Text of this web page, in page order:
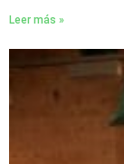
Leer más »